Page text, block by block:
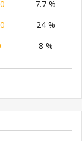
7.7 %
24 %
8 %